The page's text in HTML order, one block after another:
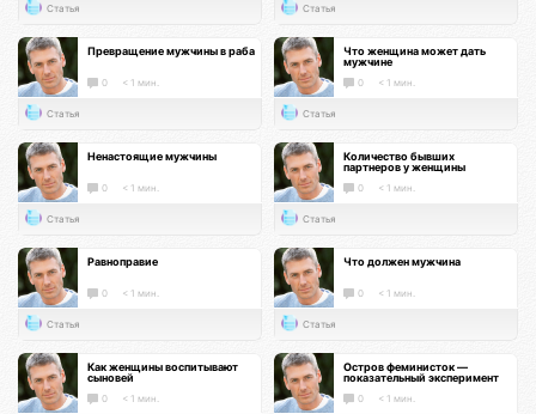
Статья Статья
Превращение мужчины в раба
0 < 1 мин.
Статья
Что женщина может дать
мужчине
0 < 1 мин.
Статья
Ненастоящие мужчины
0 < 1 мин.
Статья
Количество бывших
партнеров у женщины
0 < 1 мин.
Статья
Равноправие
0 < 1 мин.
Статья
Что должен мужчина
0 < 1 мин.
Статья
Как женщины воспитывают
сыновей
0 < 1 мин.
Остров феминисток —
показательный эксперимент
0 < 1 мин.